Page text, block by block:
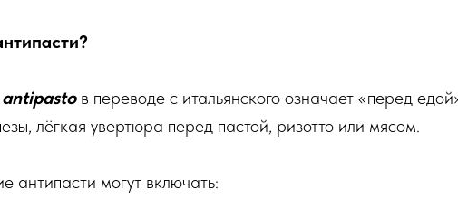
antipastoв переводе с итальянского означает «перед
лёгкая увертюра перед пастой, ризотто или мясом.
антипасти могут включать: